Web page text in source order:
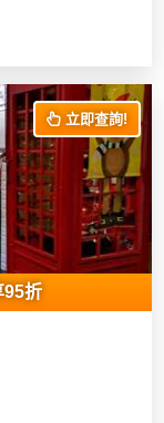
立即查詢!
折